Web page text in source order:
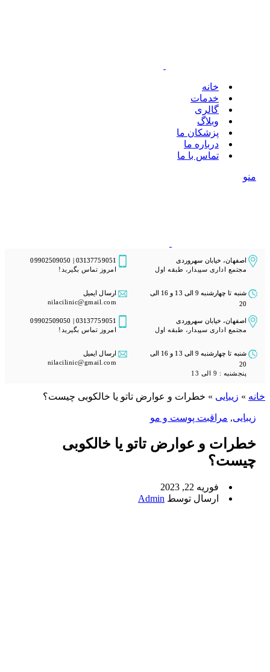
خانه
خدمات
گالری
وبلاگ
پزشکان ما
درباره ما
تماس با ما
منو
اصفهان، خیابان سهروردی
مجتمع اداری سپیدار، طبقه اول
03137759051 | 09902509050
امروز تماس بگیرید!
شنبه تا چهارشنبه 9 الی 13 و 16 الی
20
ارسال ایمیل
nilacilinic@gmail.com
اصفهان، خیابان سهروردی
مجتمع اداری سپیدار، طبقه اول
03137759051 | 09902509050
امروز تماس بگیرید!
شنبه تا چهارشنبه 9 الی 13 و 16 الی
20
پنجشنبه : 9 الی 13
ارسال ایمیل
nilacilinic@gmail.com
خانه»زیبایی»خطرات و عوارض تاتو یا خالکوبی چیست؟
خانه » زیبایی » خطرات و عوارض تاتو یا خالکوبی چیست؟
زیبایی, مراقبت پوست و مو
خطرات و عوارض تاتو یا خالکوبی
چیست؟
فوریه 22, 2023
ارسال توسط Admin